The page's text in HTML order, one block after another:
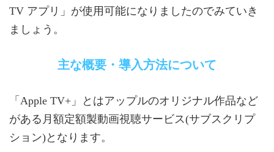
TV アプリ」が使用可能になりましたのでみていき
ましょう。
主な概要・導入方法について
「Apple TV+」とはアップルのオリジナル作品など
がある月額定額製動画視聴サービス(サブスクリプ
ション)となります。